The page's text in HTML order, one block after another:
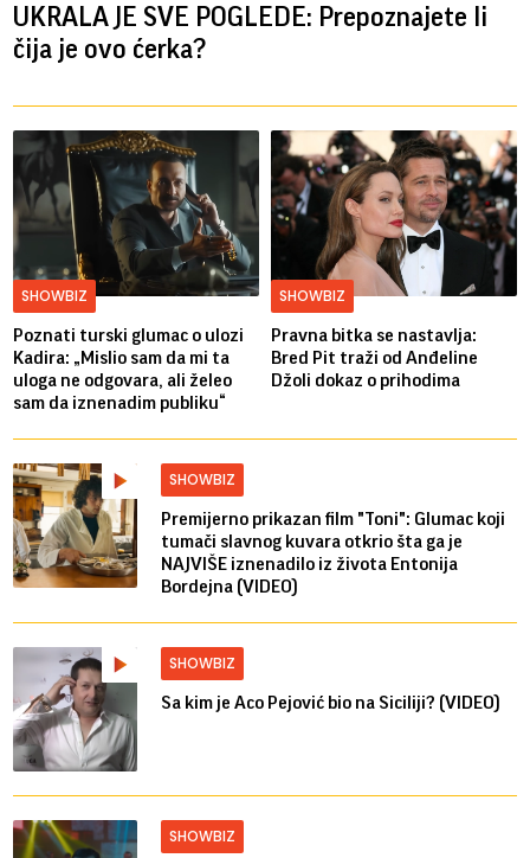
UKRALA JE SVE POGLEDE: Prepoznajete li
čija je ovo ćerka?
SHOWBIZ
Poznati turski glumac o ulozi
Kadira: „Mislio sam da mi ta
uloga ne odgovara, ali želeo
sam da iznenadim publiku“
SHOWBIZ
Pravna bitka se nastavlja:
Bred ​​Pit traži od Anđeline
Džoli dokaz o prihodima
SHOWBIZ
Premijerno prikazan film "Toni": Glumac koji
tumači slavnog kuvara otkrio šta ga je
NAJVIŠE iznenadilo iz života Entonija
Bordejna (VIDEO)
SHOWBIZ
Sa kim je Aco Pejović bio na Siciliji? (VIDEO)
SHOWBIZ